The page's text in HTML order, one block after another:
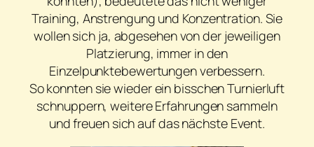
Training, Anstrengung und Konzentration. Sie
wollen sich ja, abgesehen von der jeweiligen
Platzierung, immer in den
Einzelpunktebewertungen verbessern.
So konnten sie wieder ein bisschen Turnierluft
schnuppern, weitere Erfahrungen sammeln
und freuen sich auf das nächste Event.